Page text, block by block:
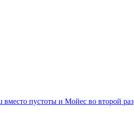
пустоты и Мойес во второй раз